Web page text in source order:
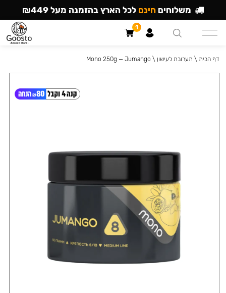
דף הבית \ תערובת לעישון \
Mono 250g — Jumango
משלוחים חינם לכל הארץ בהזמנה מעל ₪449
1